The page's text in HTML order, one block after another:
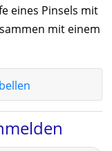
eines Pinsels mit
mit einem